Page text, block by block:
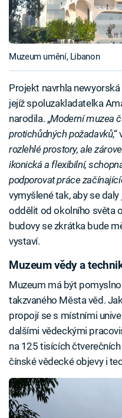
Muzeum umění, Libanon
Projekt navrhla
jejíž spoluzakladatelka
narodila. „Moderní muzea
protichůdných požadavků,“
rozlehlé prostory, ale
ikonická a flexibilní,
podporovat práce
vymyšlené tak, aby se
oddělit od okolního světa
budovy se zkrátka bude
vystaví.
Muzeum vědy a
Muzeum má být
takzvaného Města věd.
propojí se s místními
dalšími vědeckými
na 125 tisících
čínské vědecké objevy i